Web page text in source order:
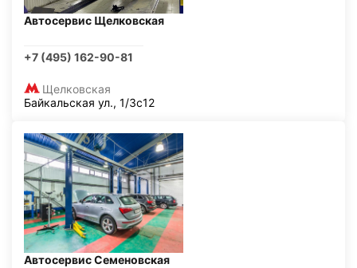
Автосервис Щелковская
+7 (495) 162-90-81
Щелковская
Байкальская ул., 1/3с12
Автосервис Семеновская